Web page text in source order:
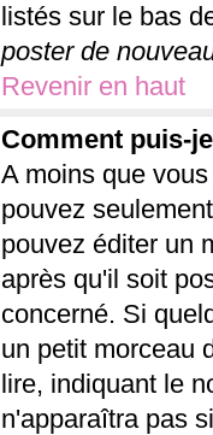
listés sur le bas
poster de
Revenir en haut
Comment puis-
A moins que
pouvez
pouvez éditer un
après qu'il soit
concerné. Si
un petit morceau
lire, indiquant le
n'apparaîtra pas